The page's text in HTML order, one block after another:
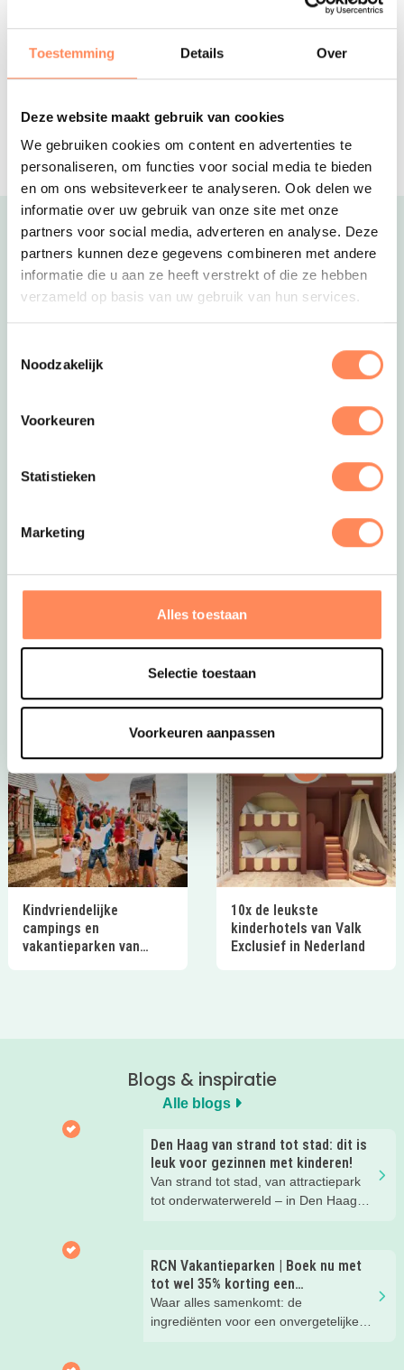
Toestemming Details Over
Deze website maakt gebruik van cookies
We gebruiken cookies om content en advertenties te
personaliseren, om functies voor social media te bieden
en om ons websiteverkeer te analyseren. Ook delen we
informatie over uw gebruik van onze site met onze
partners voor social media, adverteren en analyse. Deze
partners kunnen deze gegevens combineren met andere
informatie die u aan ze heeft verstrekt of die ze hebben
verzameld op basis van uw gebruik van hun services.
Noodzakelijk
Voorkeuren
Statistieken
Marketing
Alles toestaan
Selectie toestaan
Voorkeuren aanpassen
het historische centrum van Harderwijk, maar de echte
trekpleister voor gezinnen is natuurlijk de natuur in de
buurt. Je kunt op het park direct fietsen huren om de
prachtige fietspaden over de heide en door de bossen te
op een steenworp afstand, waar je kunt leren windsurfen,
zeilen of lekker kunt zonnen op het strand.
Kidsproof uitjes in de omgeving zijn bijvoorbeeld:
✓ Avonturenpark Schateiland
✓ Luchtvaartmuseum Aviodrome
Klik snel door naar de website van het Verscholen Dorp
voor meer informatie!
5-sterren familiecamping met een
palmbomen strandje, mooie
Gezellige safaritenten en duurzame,
splinternieuwe vakantiehuizen op een
Uitgelicht
avontuur. Een paradijs voor jonge ontdekkers én een
plek waar ouders helemaal tot rust komen.
Bekijk Huttopia de Roos
Kindvriendelijke
campings en
vakantieparken van
10x de leukste
kinderhotels van Valk
Exclusief in Nederland
Blogs & inspiratie
Alle blogs
Den Haag van strand tot stad: dit is
leuk voor gezinnen met kinderen!
Van strand tot stad, van attractiepark
tot onderwaterwereld – in Den Haag
ontspannen met een lekkere lunch op
het strand en een duik in zee. Heerlijk!
RCN Vakantieparken | Boek nu met
tot wel 35% korting een
zomervakantie!
Waar alles samenkomt: de
ingrediënten voor een onvergetelijke